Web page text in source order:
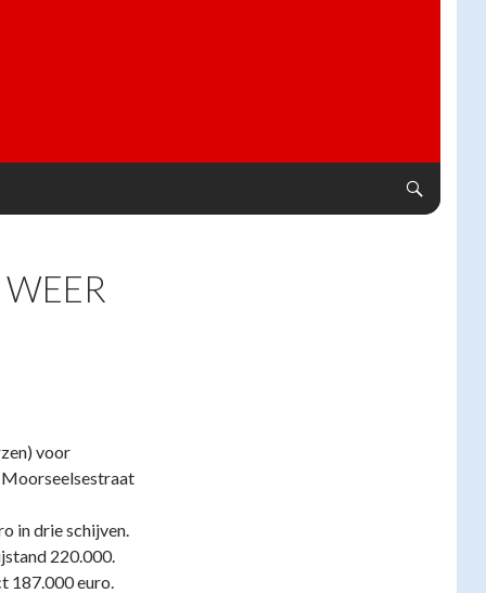
voor
Moorseelsestraat
in drie schijven.
220.000.
187.000 euro.